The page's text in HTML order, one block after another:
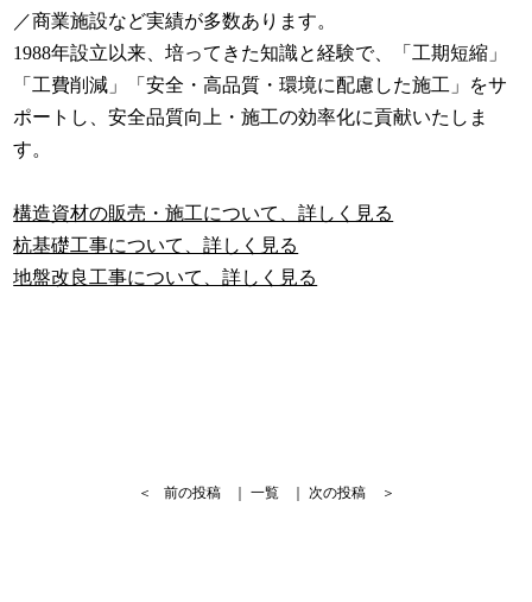
／商業施設など実績が多数あります。
1988年設立以来、培ってきた知識と経験で、「工期短縮」
「工費削減」「安全・高品質・環境に配慮した施工」をサ
ポートし、安全品質向上・施工の効率化に貢献いたしま
す。
構造資材の販売・施工について、詳しく見る
杭基礎工事について、詳しく見る
地盤改良工事について、詳しく見る
＜ 前の投稿 ｜ 一覧 ｜ 次の投稿 ＞